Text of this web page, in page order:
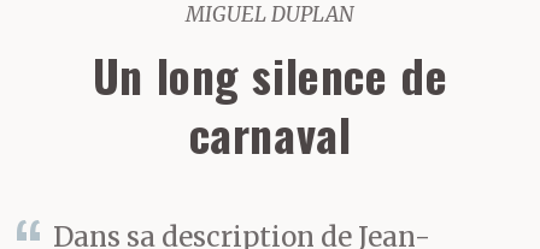
MIGUEL DUPLAN
Un long silence de
carnaval
Dans sa description de Jean-